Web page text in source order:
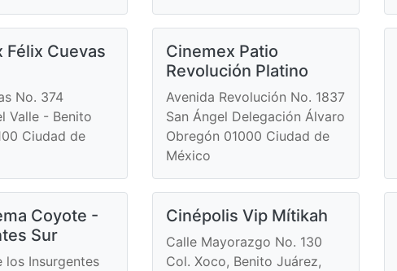
Félix Cuevas
No. 374
Valle - Benito
Ciudad de
Cinemex Patio
Revolución Platino
Avenida Revolución No. 1837
San Ángel Delegación Álvaro
Obregón 01000 Ciudad de
México
Coyote -
Sur
los Insurgentes
Cinépolis Vip Mítikah
Calle Mayorazgo No. 130
Col. Xoco, Benito Juárez,